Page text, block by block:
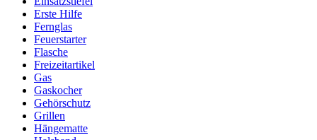
Erste Hilfe
Fernglas
Feuerstarter
Flasche
Freizeitartikel
Gas
Gaskocher
Gehörschutz
Grillen
Hängematte